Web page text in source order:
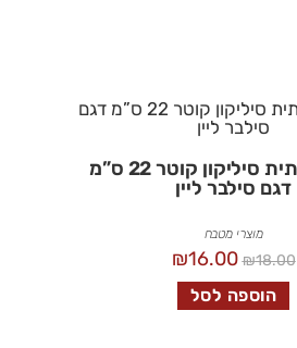
קערה תחתית סיליקון קוטר 22 ס”מ
דגם סילבר ליין
מוצרי מטבח
₪18.00
₪16.00
הוספה לסל